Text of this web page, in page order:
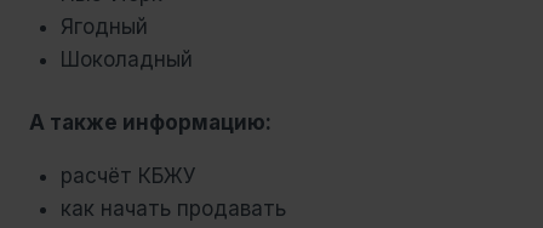
Ягодный
Шоколадный
А также информацию:
расчёт КБЖУ
как начать продавать